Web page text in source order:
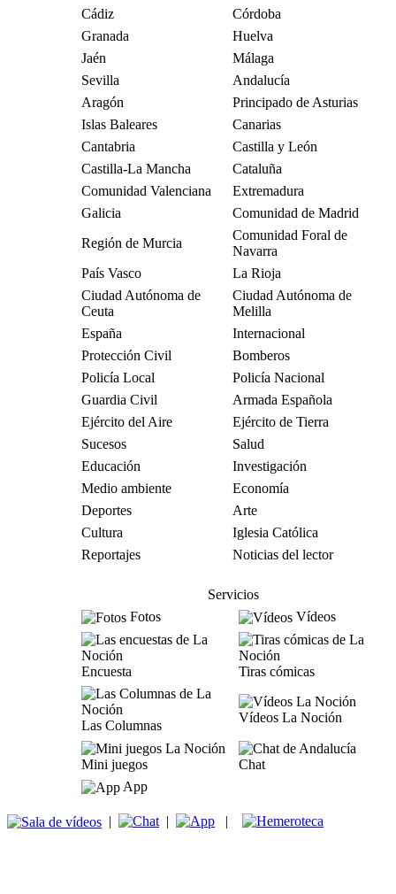
Cádiz
Córdoba
Granada
Huelva
Jaén
Málaga
Sevilla
Andalucía
Aragón
Principado de Asturias
Islas Baleares
Canarias
Cantabria
Castilla y León
Castilla-La Mancha
Cataluña
Comunidad Valenciana
Extremadura
Galicia
Comunidad de Madrid
Región de Murcia
Comunidad Foral de
Navarra
País Vasco
La Rioja
Ciudad Autónoma de
Ceuta
Ciudad Autónoma de
Melilla
España
Internacional
Protección Civil
Bomberos
Policía Local
Policía Nacional
Guardia Civil
Armada Española
Ejército del Aire
Ejército de Tierra
Sucesos
Salud
Educación
Investigación
Medio ambiente
Economía
Deportes
Arte
Cultura
Iglesia Católica
Reportajes
Noticias del lector
Servicios
Fotos
Vídeos
Encuesta Tiras cómicas
Las Columnas
Vídeos La Noción
Mini juegos
Chat
App
| | |